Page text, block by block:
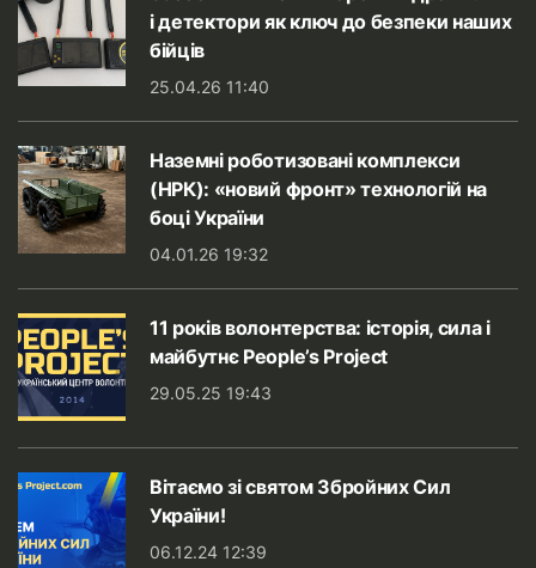
і детектори як ключ до безпеки наших
бійців
25.04.26 11:40
Наземні роботизовані комплекси
(НРК): «новий фронт» технологій на
боці України
04.01.26 19:32
11 років волонтерства: історія, сила і
майбутнє People’s Project
29.05.25 19:43
Вітаємо зі святом Збройних Сил
України!
06.12.24 12:39